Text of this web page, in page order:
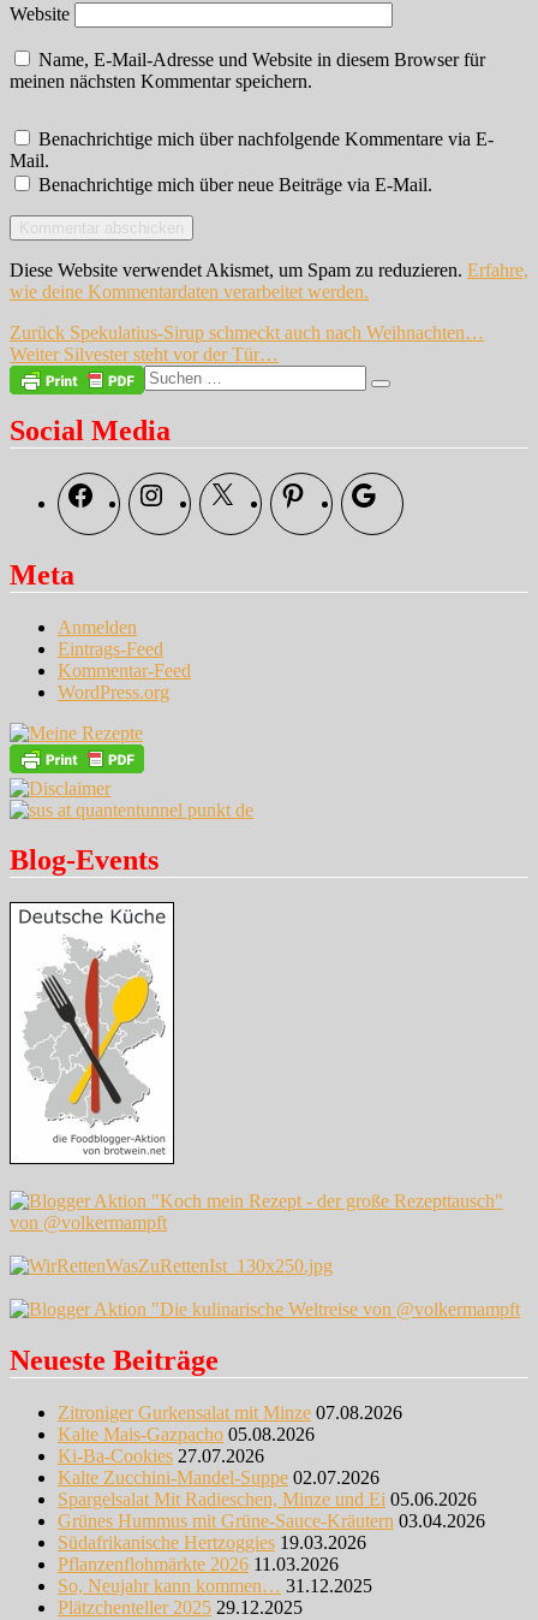
Website
Name, E-Mail-Adresse und Website in diesem Browser für
meinen nächsten Kommentar speichern.
Benachrichtige mich über nachfolgende Kommentare via E-
Mail.
Benachrichtige mich über neue Beiträge via E-Mail.
Diese Website verwendet Akismet, um Spam zu reduzieren. Erfahre,
wie deine Kommentardaten verarbeitet werden.
Beitragsnavigation
Zurück Vorheriger
Beitrag:
Spekulatius-Sirup schmeckt auch nach Weihnachten…
Weiter Nächster
Beitrag:
Silvester steht vor der Tür…
Suche
nach:
Suchen
Social Media
FacebookInstagramX Pinterest Google
Meta
Anmelden
Eintrags-Feed
Kommentar-Feed
WordPress.org
Blog-Events
Neueste Beiträge
Zitroniger Gurkensalat mit Minze 07.08.2026
Kalte Mais-Gazpacho 05.08.2026
Ki-Ba-Cookies 27.07.2026
Kalte Zucchini-Mandel-Suppe 02.07.2026
Spargelsalat Mit Radieschen, Minze und Ei 05.06.2026
Grünes Hummus mit Grüne-Sauce-Kräutern 03.04.2026
Südafrikanische Hertzoggies 19.03.2026
Pflanzenflohmärkte 2026 11.03.2026
So, Neujahr kann kommen… 31.12.2025
Plätzchenteller 2025 29.12.2025